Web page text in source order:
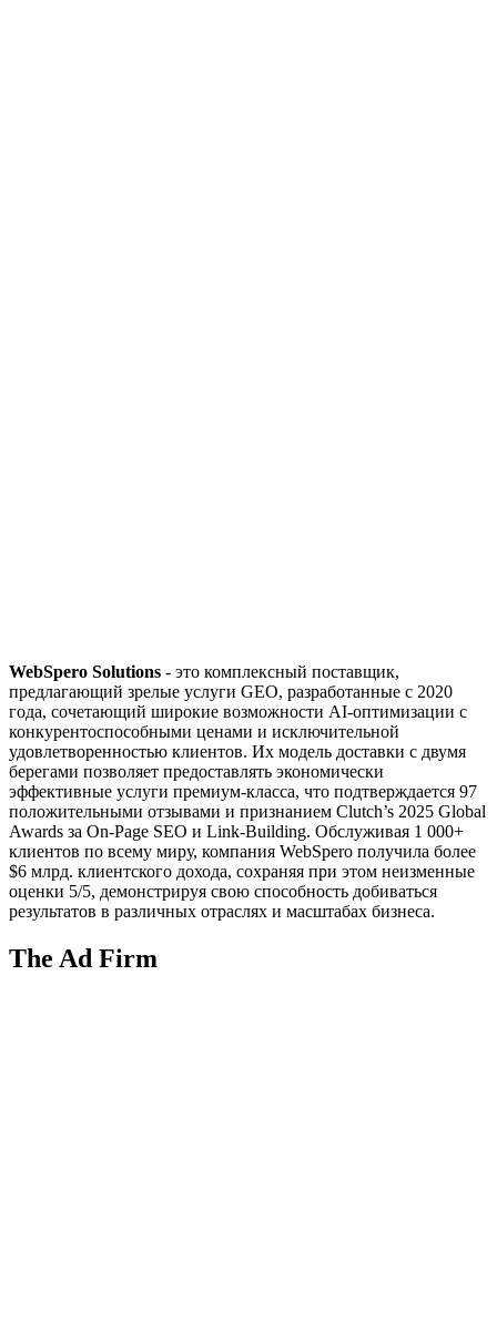
WebSpero Solutions - это комплексный поставщик,
предлагающий зрелые услуги GEO, разработанные с 2020
года, сочетающий широкие возможности AI-оптимизации с
конкурентоспособными ценами и исключительной
удовлетворенностью клиентов. Их модель доставки с двумя
берегами позволяет предоставлять экономически
эффективные услуги премиум-класса, что подтверждается 97
положительными отзывами и признанием Clutch’s 2025 Global
Awards за On-Page SEO и Link-Building. Обслуживая 1 000+
клиентов по всему миру, компания WebSpero получила более
$6 млрд. клиентского дохода, сохраняя при этом неизменные
оценки 5/5, демонстрируя свою способность добиваться
результатов в различных отраслях и масштабах бизнеса.
The Ad Firm